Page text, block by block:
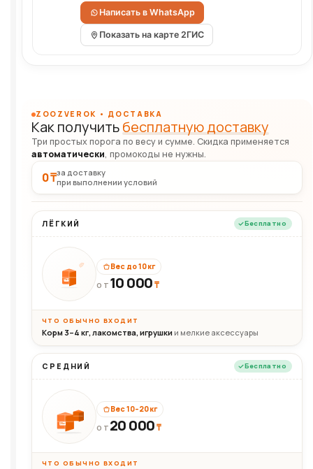
Написать в WhatsApp
Показать на карте 2ГИС
ZOOZVEROK • ДОСТАВКА
Как получитьбесплатную доставку
Три простых порога по весу и сумме. Скидка применяется
автоматически, промокоды не нужны.
0 ₸за доставку
при выполнении условий
ЛЁГКИЙ Бесплатно
10кг
Вес до 10 кг
ОТ 10 000₸
ЧТО ОБЫЧНО ВХОДИТ
Корм 3–4 кг, лакомства, игрушки и мелкие аксессуары
СРЕДНИЙ Бесплатно
20кг
Вес 10–20 кг
ОТ 20 000₸
ЧТО ОБЫЧНО ВХОДИТ